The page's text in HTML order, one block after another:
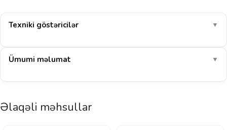
Texniki göstəricilər ▼
Ümumi məlumat ▼
Əlaqəli məhsullar